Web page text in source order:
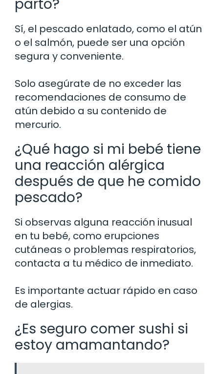
parto?
Sí, el pescado enlatado, como el atún
o el salmón, puede ser una opción
segura y conveniente.
Solo asegúrate de no exceder las
recomendaciones de consumo de
atún debido a su contenido de
mercurio.
¿Qué hago si mi bebé tiene
una reacción alérgica
después de que he comido
pescado?
Si observas alguna reacción inusual
en tu bebé, como erupciones
cutáneas o problemas respiratorios,
contacta a tu médico de inmediato.
Es importante actuar rápido en caso
de alergias.
¿Es seguro comer sushi si
estoy amamantando?